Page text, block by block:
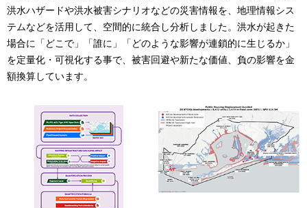
洪水ハザードや洪水被害シナリオなどの災害情報を、地理情報シス
テムなどを活用して、空間的に統合し分析しました。洪水が起きた
場合に「どこで」「誰に」「どのような影響が連鎖的に生じるか」
を定量化・可視化する事で、被害回避や新たな価値、負の影響を金
額換算しています。